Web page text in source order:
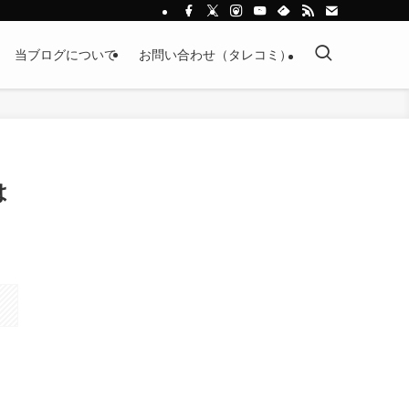
当ブログについて お問い合わせ（タレコミ）